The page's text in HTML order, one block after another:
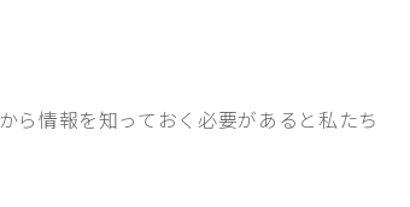
ら情報を知っておく必要があると私たち